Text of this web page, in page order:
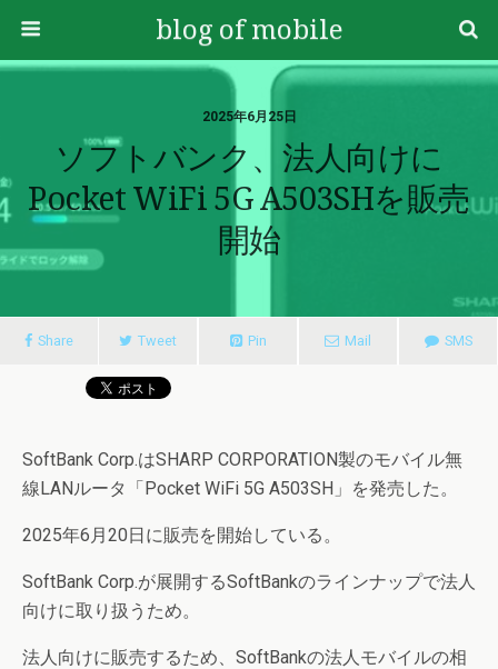
blog of mobile
2025年6月25日
ソフトバンク、法人向けに
Pocket WiFi 5G A503SHを販売
開始
Share Tweet Pin Mail SMS
SoftBank Corp.はSHARP CORPORATION製のモバイル無
線LANルータ「Pocket WiFi 5G A503SH」を発売した。
2025年6月20日に販売を開始している。
SoftBank Corp.が展開するSoftBankのラインナップで法人
向けに取り扱うため。
法人向けに販売するため、SoftBankの法人モバイルの相